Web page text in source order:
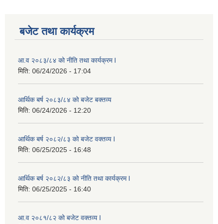
बजेट तथा कार्यक्रम
आ.व २०८३/८४ को नीति तथा कार्यक्रम l
मिति: 06/24/2026 - 17:04
आर्थिक बर्ष २०८३/८४ को बजेट बक्तव्य
मिति: 06/24/2026 - 12:20
आर्थिक बर्ष २०८२/८३ को बजेट वक्तव्य l
मिति: 06/25/2025 - 16:48
आर्थिक बर्ष २०८२/८३ को नीति तथा कार्यक्रम l
मिति: 06/25/2025 - 16:40
आ.व २०८१/८२ को बजेट वक्तव्य l